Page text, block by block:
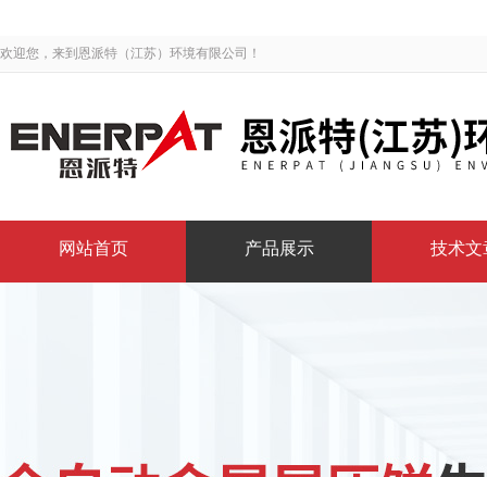
欢迎您，来到恩派特（江苏）环境有限公司！
网站首页 产品展示 技术文